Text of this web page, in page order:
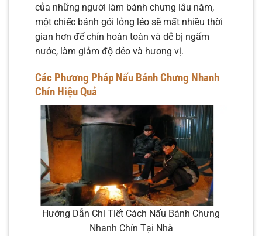
của những người làm bánh chưng lâu năm,
một chiếc bánh gói lỏng lẻo sẽ mất nhiều thời
gian hơn để chín hoàn toàn và dễ bị ngấm
nước, làm giảm độ dẻo và hương vị.
Các Phương Pháp Nấu Bánh Chưng Nhanh
Chín Hiệu Quả
Hướng Dẫn Chi Tiết Cách Nấu Bánh Chưng
Nhanh Chín Tại Nhà